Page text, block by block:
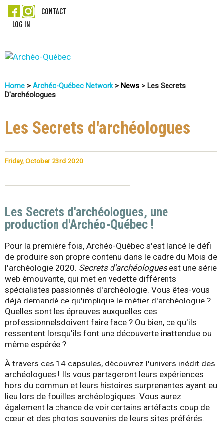
Skip
content
CONTACT
LOG IN
r
c
h
é
o
-
Q
u
é
b
e
c
You
Here
Home > Archéo-Québec Network> News > Les Secrets
D'archéologues
Les Secrets d'archéologues
Friday, October 23rd 2020
Les Secrets d'archéologues, une
production d'Archéo-Québec !
Pour la première fois, Archéo-Québec s'est lancé le défi
de produire son propre contenu dans le cadre du Mois de
l'archéologie 2020. Secrets d'archéologuesest une série
web émouvante, qui met en vedette différents
spécialistes passionnés d'archéologie. Vous êtes-vous
déjà demandé ce qu'implique le métier d'archéologue ?
Quelles sont les épreuves auxquelles ces
professionnelsdoivent faire face ? Ou bien, ce qu'ils
ressentent lorsqu'ils font une découverte inattendue ou
même espérée ? ​
À travers ces 14 capsules, découvrez l'univers inédit des
archéologues ! Ils vous partageront leurs expériences
hors du commun et leurs histoires surprenantes ayant eu
lieu lors de fouilles archéologiques. Vous aurez
également la chance de voir certains artéfacts coup de
cœur et des photos souvenirs de leurs sites préférés.